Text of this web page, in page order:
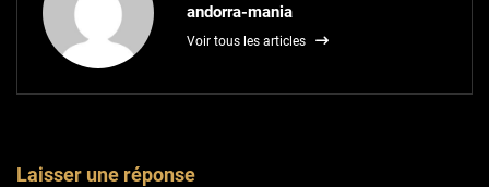
andorra-mania
Voir tous les articles
Laisser une réponse